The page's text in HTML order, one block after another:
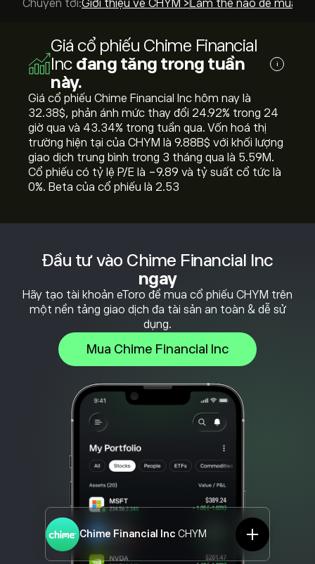
Đầu tư vào Chime Financial Inc
ngay
Hãy tạo tài khoản eToro để mua cổ phiếu CHYM trên
một nền tảng giao dịch đa tài sản an toàn & dễ sử
dụng.
Mua Chime Financial Inc
Chime Financial Inc CHYM
Chuyển tới:Giới thiệu về CHYM > Làm thế nào để mua? >
Giá cổ phiếu Chime Financial
Inc đang tăng trong tuần
này.
i
Giá cổ phiếu Chime Financial Inc hôm nay là
32.38‎$‎, phản ánh mức thay đổi ‎24.92‎% trong 24
giờ qua và ‎43.34‎% trong tuần qua. Vốn hoá thị
trường hiện tại của CHYM là 9.88B‎$‎ với khối lượng
giao dịch trung bình trong 3 tháng qua là 5.59M.
Cổ phiếu có tỷ lệ P/E là -9.89 và tỷ suất cổ tức là
0%. Beta của cổ phiếu là 2.53